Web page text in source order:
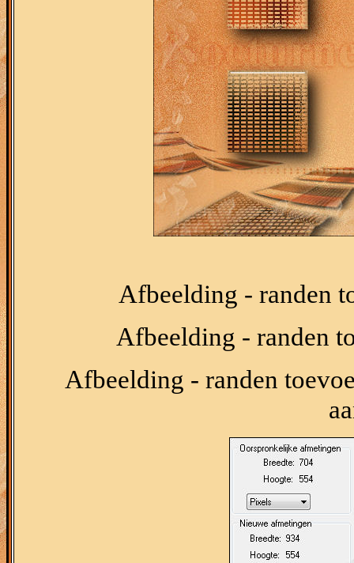
Afbeelding - randen
Afbeelding - randen
Afbeelding - randen